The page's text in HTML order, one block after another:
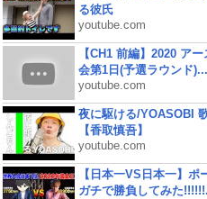
る彼氏
youtube.com
【CH1 前編】2020 ア
会第1日(予選ラウンド)...
youtube.com
夜に駆ける/YOASOBI
【香取慎吾】
youtube.com
【日本一VS日本一】
ガチで勝負してみた